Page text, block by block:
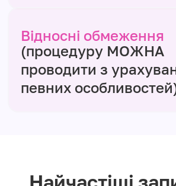
Відносні обмеження
(процедуру МОЖНА
проводити з
певних